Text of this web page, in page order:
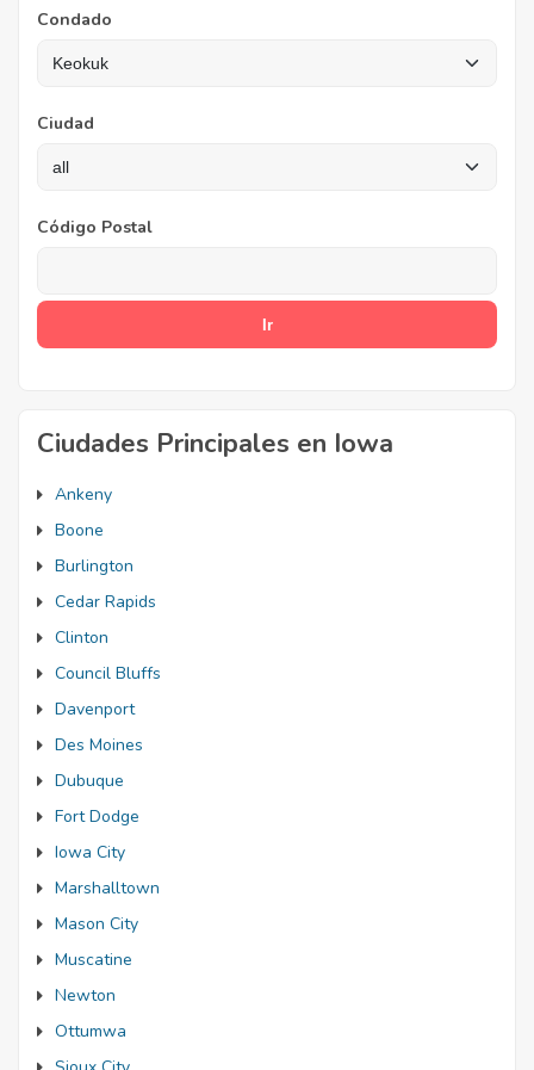
Condado
Ciudad
Código Postal
Ciudades Principales en Iowa
Ankeny
Boone
Burlington
Cedar Rapids
Clinton
Council Bluffs
Davenport
Des Moines
Dubuque
Fort Dodge
Iowa City
Marshalltown
Mason City
Muscatine
Newton
Ottumwa